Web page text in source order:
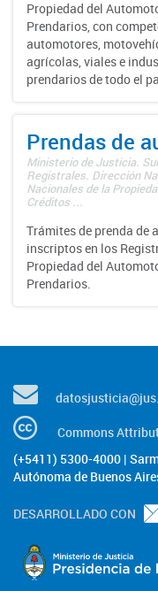
Propiedad del
Prendarios, con
automotores,
agrícolas, viales e
prendarios de todo el
Prendas de
Ministerio de Justicia.
Registrales. Dirección
Nacionales de la
Créditos ...
Trámites de prenda de
inscriptos en los
Propiedad del
Prendarios.
Commons
(+5411) 5300-4000 |
Autónoma de Buenos
DESARROLLADO CON